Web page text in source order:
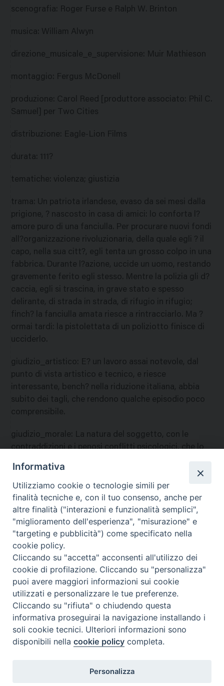
scenografia: Roger Furse e Ralph W. Brinton
musica: William Alwyn
direzione_musicale_e_supervisione: Muir Mathieson
montaggio: Fergus McDonell
produzione: Carol Reed [produttore associato: Phil C.
Samuel] per Two Cities
distribuzione: Eagle-Lion Films
durata: 111?
tematiche: violenza; giustizia
trama: Un patriota irlandese, evaso da sei mesi dalla
prigione, ? nascosto in casa di amici: lo conforta l?
amore puro di una fanciulla. Per procurare nuovi fondi
all?organizzazione rivoluzionaria, della quale egli ? il
capo, nella sua citt?, egli tenta un grosso colpo in una
fabbrica. Durante l?azione, uccide un uomo, restando
gravemente ferito egli stesso. Mentre la polizia gli d?
caccia, egli si trascina, in grave stato e spesso
delirante, di strada in strada, di rifugio in rifugio;
finch? la fanciulla amata riesce a rintracciarlo. Ma ?
ormai tardi: la pistolettata di un poliziotto finisce di
ucciderlo.
giudizio_artistico: E? un lavoro assai notevole, dal
punto di vista artistico e tecnico, e riesce
interessante, bench? nella riduzione italiana, abbia
subito dei tagli, che rendono qualche episodio poco
comprensibile.
giudizio_morale: La natura del soggetto, con le
contraddizioni e i penosi conflitti psicologici, che lo
giovani. Se ne consente tuttavia la visione in sala
pubblica, limitandola ai soli adulti. A
nazione:Gran Bretagna
Contatti & Info
C.ne Aurelia, 50 – 00165 Roma
Contatti
Scrivi a: cnvf@chiesacattolica.it
Informativa
Utilizziamo cookie o tecnologie simili per
finalità tecniche e, con il tuo consenso, anche per
altre finalità ("interazioni e funzionalità semplici",
"miglioramento dell'esperienza", "misurazione" e
"targeting e pubblicità") come specificato nella
cookie policy.
Cliccando su "accetta" acconsenti all'utilizzo dei
cookie di profilazione. Cliccando su "personalizza"
puoi avere maggiori informazioni sui cookie
utilizzati e personalizzare le tue preferenze.
Cliccando su "rifiuta" o chiudendo questa
informativa proseguirai la navigazione installando i
soli cookie tecnici. Ulteriori informazioni sono
disponibili nellacookie policy completa.
Personalizza